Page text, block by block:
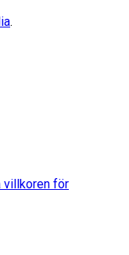
.
villkoren för